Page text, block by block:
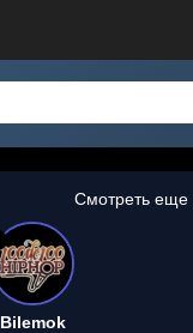
Смотреть еще
Bilemok